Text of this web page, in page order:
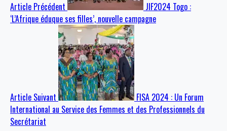
Article Précédent
JIF2024 Togo :
‘L’Afrique éduque ses filles’, nouvelle campagne
Article Suivant
FISA 2024 : Un Forum
International au Service des Femmes et des Professionnels du
Secrétariat